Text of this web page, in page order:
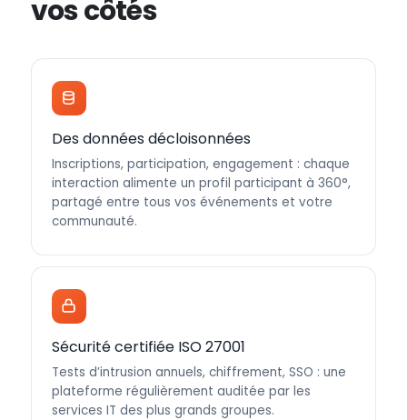
vos côtés
Des données décloisonnées
Inscriptions, participation, engagement : chaque
interaction alimente un profil participant à 360°,
partagé entre tous vos événements et votre
communauté.
Sécurité certifiée ISO 27001
Tests d’intrusion annuels, chiffrement, SSO : une
plateforme régulièrement auditée par les
services IT des plus grands groupes.